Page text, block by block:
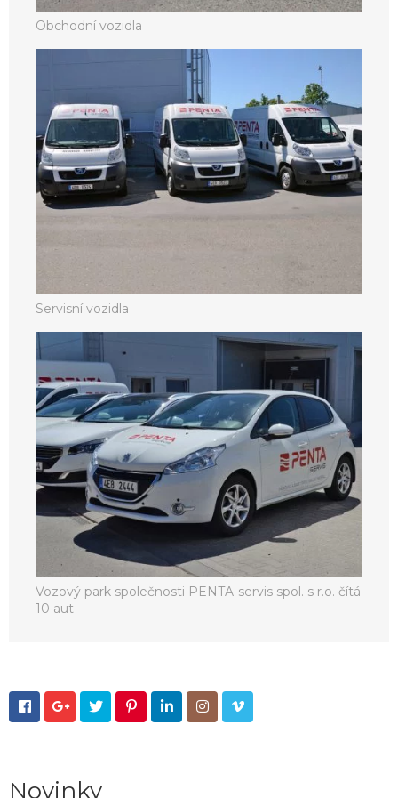
Obchodní vozidla
Servisní vozidla
Vozový park společnosti PENTA-servis spol. s r.o. čítá
10 aut
      
Novinky